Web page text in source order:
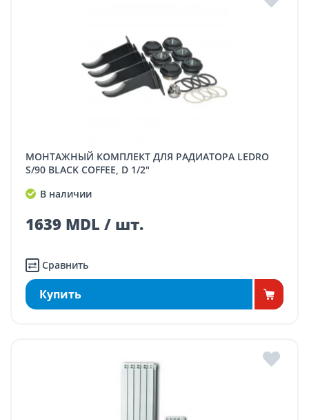
МОНТАЖНЫЙ КОМПЛЕКТ ДЛЯ РАДИАТОРА LEDRO
S/90 BLACK COFFEE, D 1/2"
В наличии
1639 MDL / шт.
Сравнить
Купить